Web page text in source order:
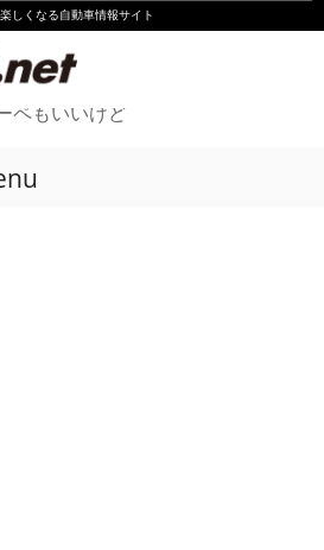
しくなる自動車情報サイト
Audi
ペもいいけど